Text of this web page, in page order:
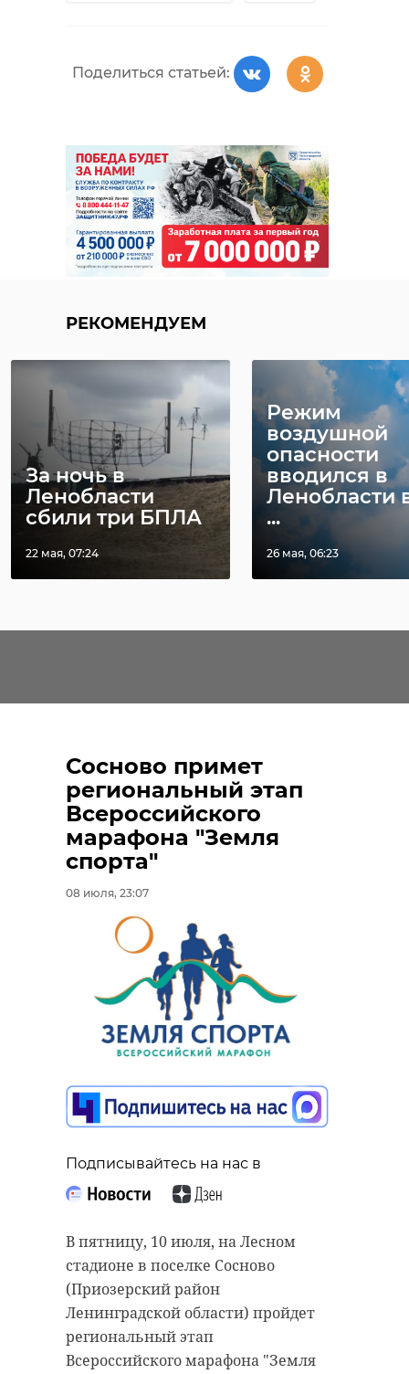
Поделиться статьей:
РЕКОМЕНДУЕМ
За ночь в
Ленобласти
сбили три БПЛА
22 мая, 07:24
Режим
воздушной
опасности
вводился в
Ленобласти
...
26 мая, 06:23
Сосново примет
региональный этап
Всероссийского
марафона "Земля
спорта"
08 июля, 23:07
Подписывайтесь на нас в
В пятницу, 10 июля, на Лесном
стадионе в поселке Сосново
(Приозерский район
Ленинградской области) пройдет
региональный этап
Всероссийского марафона "Земля